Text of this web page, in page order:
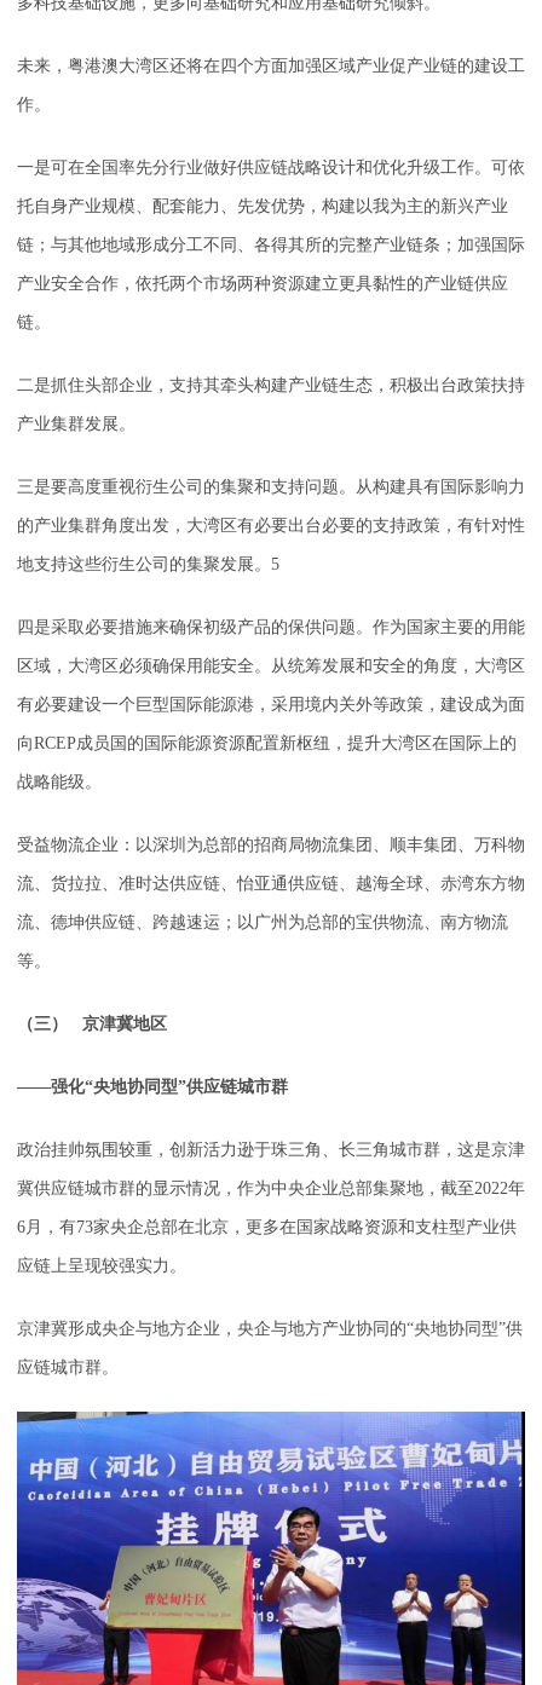
未来，粤港澳大湾区还将在四个方面加强区域产业促产业链的建设工
作。
一是可在全国率先分行业做好供应链战略设计和优化升级工作。可依
托自身产业规模、配套能力、先发优势，构建以我为主的新兴产业
链；与其他地域形成分工不同、各得其所的完整产业链条；加强国际
产业安全合作，依托两个市场两种资源建立更具黏性的产业链供应
链。
二是抓住头部企业，支持其牵头构建产业链生态，积极出台政策扶持
产业集群发展。
三是要高度重视衍生公司的集聚和支持问题。从构建具有国际影响力
的产业集群角度出发，大湾区有必要出台必要的支持政策，有针对性
地支持这些衍生公司的集聚发展。5
四是采取必要措施来确保初级产品的保供问题。作为国家主要的用能
区域，大湾区必须确保用能安全。从统筹发展和安全的角度，大湾区
有必要建设一个巨型国际能源港，采用境内关外等政策，建设成为面
向RCEP成员国的国际能源资源配置新枢纽，提升大湾区在国际上的
战略能级。
受益物流企业：以深圳为总部的招商局物流集团、顺丰集团、万科物
流、货拉拉、准时达供应链、怡亚通供应链、越海全球、赤湾东方物
流、德坤供应链、跨越速运；以广州为总部的宝供物流、南方物流
等。
（三） 京津冀地区
——强化“央地协同型”供应链城市群
政治挂帅氛围较重，创新活力逊于珠三角、长三角城市群，这是京津
冀供应链城市群的显示情况，作为中央企业总部集聚地，截至2022年
6月，有73家央企总部在北京，更多在国家战略资源和支柱型产业供
应链上呈现较强实力。
京津冀形成央企与地方企业，央企与地方产业协同的“央地协同型”供
应链城市群。